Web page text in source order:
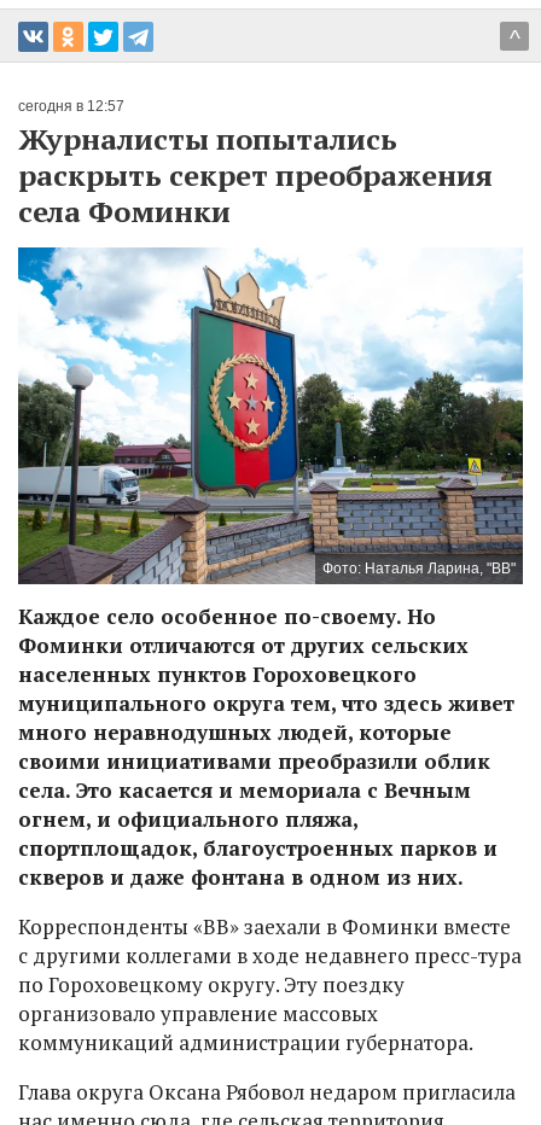
^
сегодня в 12:57
Журналисты попытались
раскрыть секрет преображения
села Фоминки
Фото: Наталья Ларина, "ВВ"
Каждое село особенное по-своему. Но
Фоминки отличаются от других сельских
населенных пунктов Гороховецкого
муниципального округа тем, что здесь живет
много неравнодушных людей, которые
своими инициативами преобразили облик
села. Это касается и мемориала с Вечным
огнем, и официального пляжа,
спортплощадок, благоустроенных парков и
скверов и даже фонтана в одном из них.
Корреспонденты «ВВ» заехали в Фоминки вместе
с другими коллегами в ходе недавнего пресс-тура
по Гороховецкому округу. Эту поездку
организовало управление массовых
коммуникаций администрации губернатора.
Глава округа Оксана Рябовол недаром пригласила